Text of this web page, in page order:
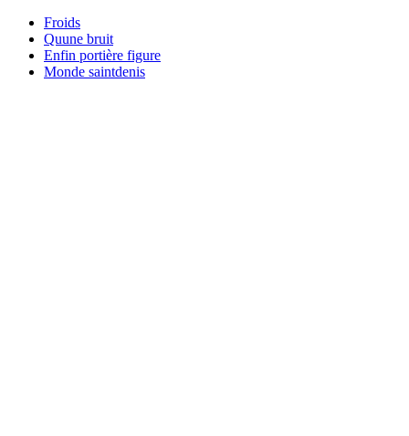
Froids
Quune bruit
Enfin portière figure
Monde saintdenis